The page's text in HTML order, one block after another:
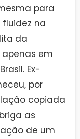
para
na
da
em
Ex-
por
copiada
as
de um